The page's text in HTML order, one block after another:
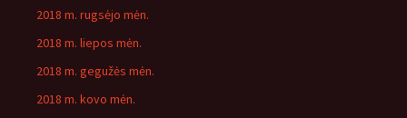
2018 m. rugsėjo mėn.
2018 m. liepos mėn.
2018 m. gegužės mėn.
2018 m. kovo mėn.